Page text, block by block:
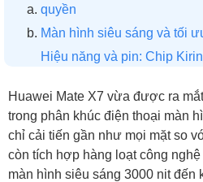
quyền
Màn hình siêu sáng và tối
Hiệu năng và pin: Chip
Khả năng kết nối: Đột phá
Camera: Hệ thống hình
thế hệ 2
Huawei Mate X7 giá bao
Huawei Mate X7 vừa được ra
trong phân khúc điện thoại màn
chỉ cải tiến gần như mọi mặt so
còn tích hợp hàng loạt công
màn hình siêu sáng 3000 nit đến